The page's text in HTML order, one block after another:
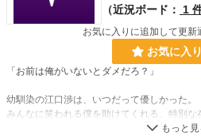
（近況ボード：
1
お気に入りに追加して更新
お気に入
「お前は俺がいないとダメだろ？」
幼馴染の江口渉は、いつだって優しかった。
みんなに笑われる僕を助けてくれる、特別な